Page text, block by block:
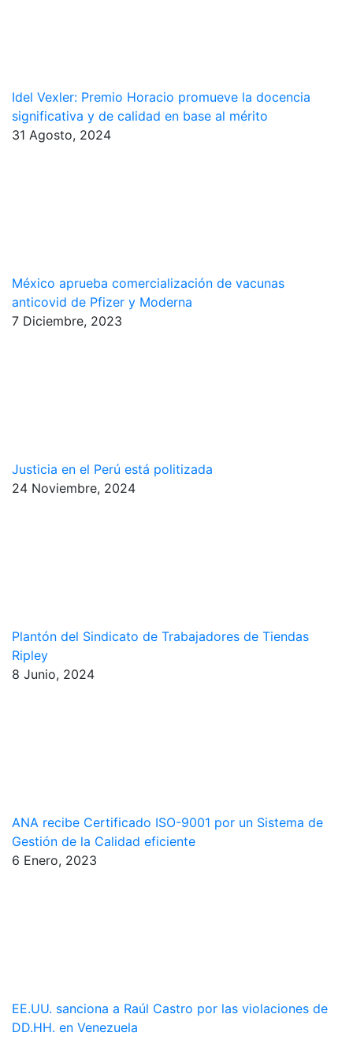
Idel Vexler: Premio Horacio promueve la docencia
significativa y de calidad en base al mérito
31 Agosto, 2024
México aprueba comercialización de vacunas
anticovid de Pfizer y Moderna
7 Diciembre, 2023
Justicia en el Perú está politizada
24 Noviembre, 2024
Plantón del Sindicato de Trabajadores de Tiendas
Ripley
8 Junio, 2024
ANA recibe Certificado ISO-9001 por un Sistema de
Gestión de la Calidad eficiente
6 Enero, 2023
EE.UU. sanciona a Raúl Castro por las violaciones de
DD.HH. en Venezuela